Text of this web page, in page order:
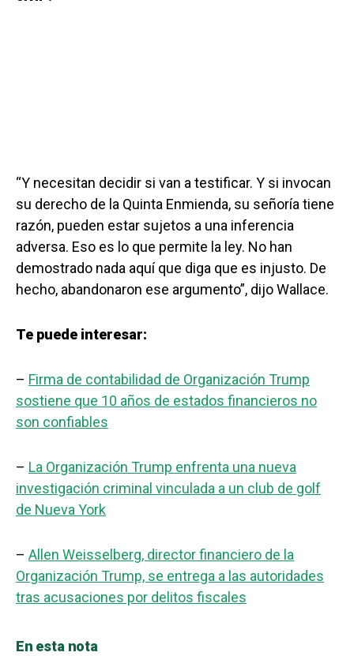
“Y necesitan decidir si van a testificar. Y si invocan
su derecho de la Quinta Enmienda, su señoría tiene
razón, pueden estar sujetos a una inferencia
adversa. Eso es lo que permite la ley. No han
demostrado nada aquí que diga que es injusto. De
hecho, abandonaron ese argumento”, dijo Wallace.
Te puede interesar:
– Firma de contabilidad de Organización Trump
sostiene que 10 años de estados financieros no
son confiables
– La Organización Trump enfrenta una nueva
investigación criminal vinculada a un club de golf
de Nueva York
– Allen Weisselberg, director financiero de la
Organización Trump, se entrega a las autoridades
tras acusaciones por delitos fiscales
En esta nota